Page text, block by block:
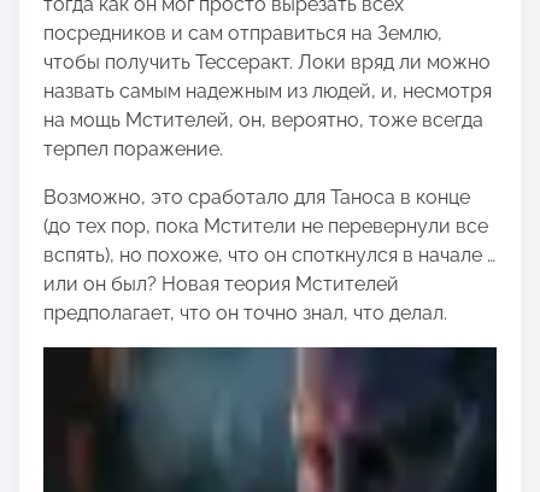
тогда как он мог просто вырезать всех
посредников и сам отправиться на Землю,
чтобы получить Тессеракт. Локи вряд ли можно
назвать самым надежным из людей, и, несмотря
на мощь Мстителей, он, вероятно, тоже всегда
терпел поражение.
Возможно, это сработало для Таноса в конце
(до тех пор, пока Мстители не перевернули все
вспять), но похоже, что он споткнулся в начале …
или он был? Новая теория Мстителей
предполагает, что он точно знал, что делал.